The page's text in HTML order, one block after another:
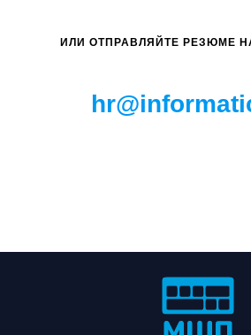
ИЛИ ОТПРАВЛЯЙТЕ РЕЗЮМЕ